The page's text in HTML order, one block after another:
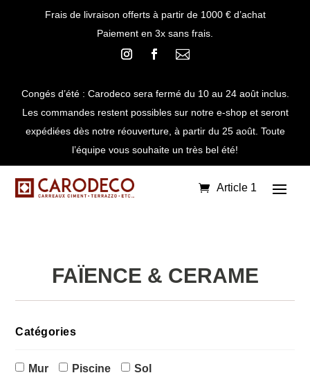
Frais de livraison offerts à partir de 1000 € d’achat
Paiement en 3x sans frais.

Congés d’été : Carodeco sera fermé du 10 au 24 août inclus.
Les commandes restent possibles sur notre e-shop et seront
expédiées dès notre réouverture, à partir du 25 août. Toute
l’équipe vous souhaite un très bel été!
Article 1
FAÏENCE & CERAME
Catégories
Mur Piscine Sol